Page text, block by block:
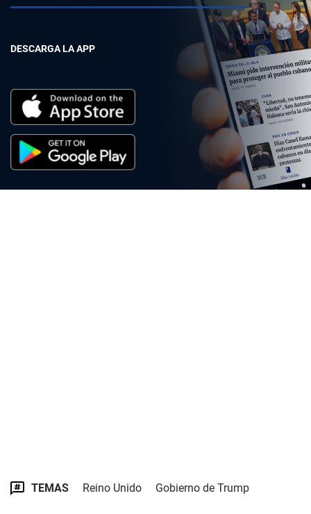
DESCARGA LA APP
TEMAS Reino Unido Gobierno de Trump